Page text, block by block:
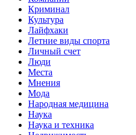
Криминал
Культура
Лайфхаки
Летние виды спорта
Личный счет
Люди
Места
Мнения
Мода
Народная медицина
Наука
Наука и техника